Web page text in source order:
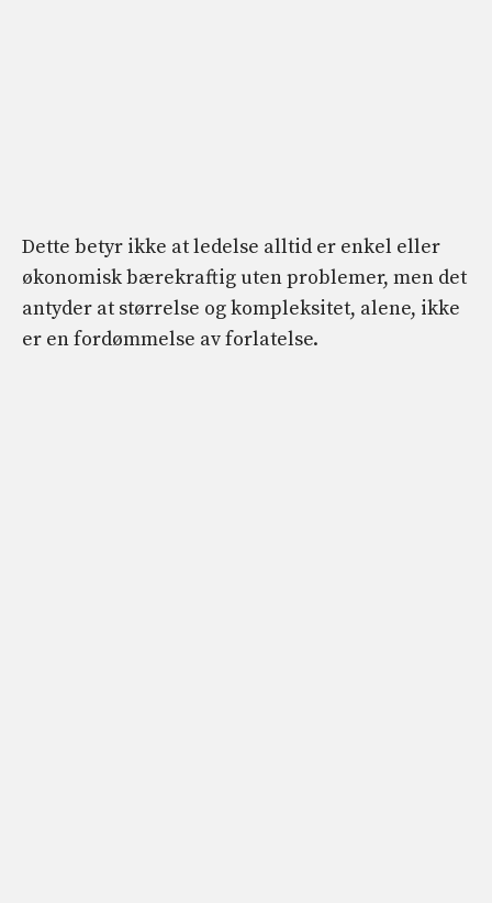
Dette betyr ikke at ledelse alltid er enkel eller
økonomisk bærekraftig uten problemer, men det
antyder at størrelse og kompleksitet, alene, ikke
er en fordømmelse av forlatelse.